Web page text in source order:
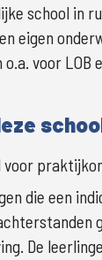
school in
eigen
voor LOB
voor
die een
De